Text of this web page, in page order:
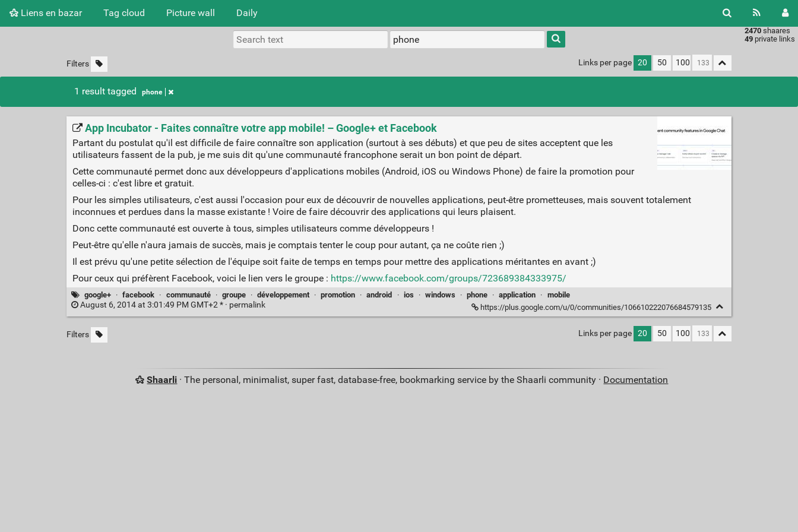
Liens en bazar Tag cloud Picture wall Daily
2470 shaares
49 private links
Filters Links per page 20 50 100
1 result tagged phone
App Incubator - Faites connaître votre app mobile! – Google+ et Facebook
Partant du postulat qu'il est difficile de faire connaître son application (surtout à ses débuts) et que peu de sites acceptent que les
utilisateurs fassent de la pub, je me suis dit qu'une communauté francophone serait un bon point de départ.
Cette communauté permet donc aux développeurs d'applications mobiles (Android, iOS ou Windows Phone) de faire la promotion pour
celles-ci : c'est libre et gratuit.
Pour les simples utilisateurs, c'est aussi l'occasion pour eux de découvrir de nouvelles applications, peut-être prometteuses, mais souvent totalement
inconnues et perdues dans la masse existante ! Voire de faire découvrir des applications qui leurs plaisent.
Donc cette communauté est ouverte à tous, simples utilisateurs comme développeurs !
Peut-être qu'elle n'aura jamais de succès, mais je comptais tenter le coup pour autant, ça ne coûte rien ;)
Il est prévu qu'une petite sélection de l'équipe soit faite de temps en temps pour mettre des applications méritantes en avant ;)
Pour ceux qui préfèrent Facebook, voici le lien vers le groupe : https://www.facebook.com/groups/723689384333975/
google+ · facebook · communauté · groupe · développement · promotion · android · ios · windows · phone · application · mobile
August 6, 2014 at 3:01:49 PM GMT+2 * · permalink https://plus.google.com/u/0/communities/106610222076684579135
Filters Links per page 20 50 100
Shaarli · The personal, minimalist, super fast, database-free, bookmarking service by the Shaarli community · Documentation